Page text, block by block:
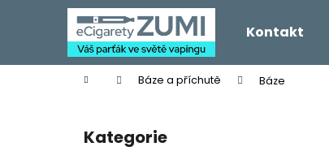
Kontakt
Domů Báze a příchutě Báze
Přeskočit
kategorie
Kategorie
í
Zpět
do
Zpět
do